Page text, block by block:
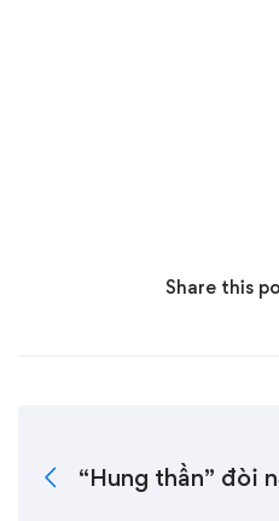
Share this
“Hung thần” đòi